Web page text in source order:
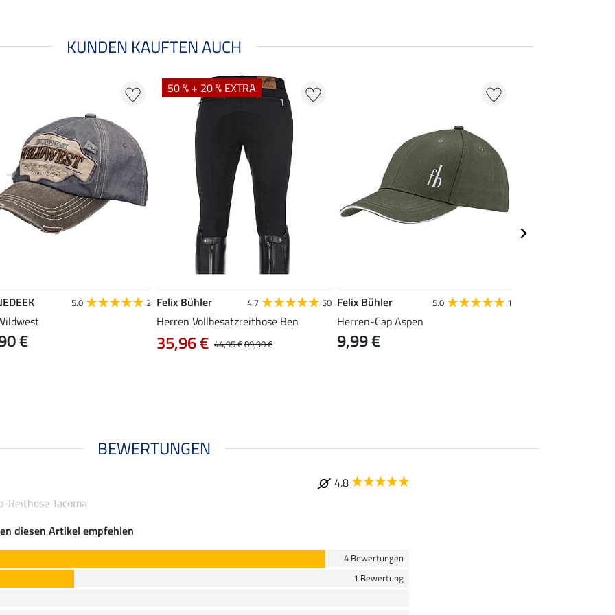
KUNDEN KAUFTEN AUCH
5.0 2
€
50 % + 20 % EXTRA
Felix Bühler 4.7 50
Herren Vollbesatzreithose Ben
44,95 €89,90 €
35,96 €
Felix Bühler 5.0 1
Herren-Cap Aspen
9,99 €
BEWERTUNGEN
4.8
Reithose Tacoma
diesen Artikel empfehlen
4 Bewertungen
1 Bewertung